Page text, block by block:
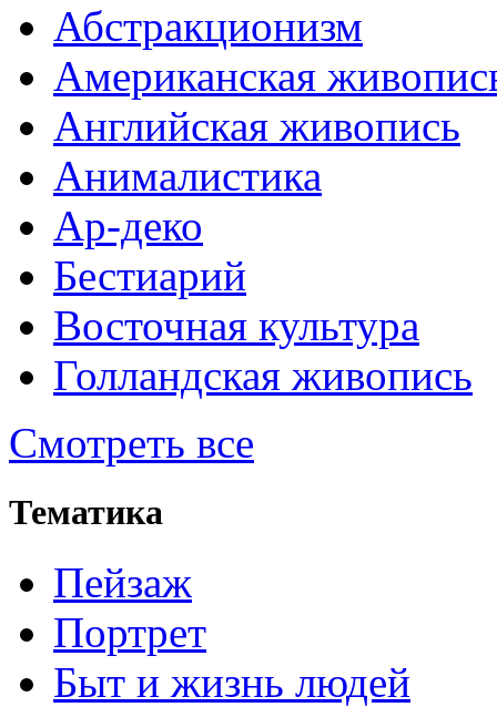
Абстракционизм
Американская
Английская живопись
Анималистика
Ар-деко
Бестиарий
Восточная культура
Голландская живопись
Смотреть все
Тематика
Пейзаж
Портрет
Быт и жизнь людей